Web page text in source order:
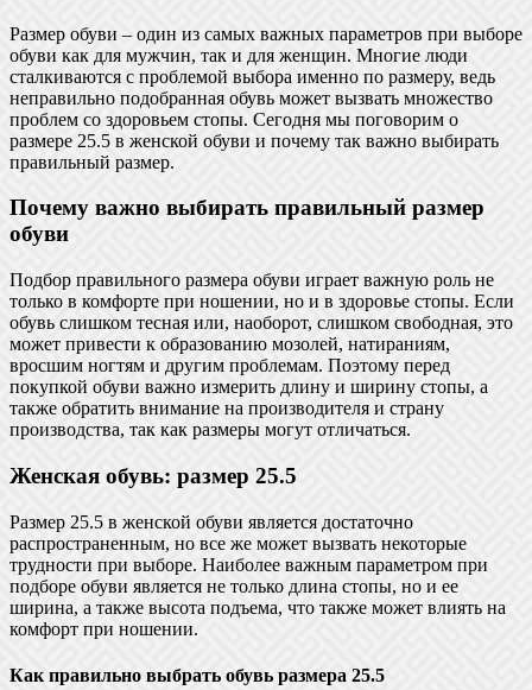
Размер обуви – один из самых важных параметров при выборе
обуви как для мужчин, так и для женщин. Многие люди
сталкиваются с проблемой выбора именно по размеру, ведь
неправильно подобранная обувь может вызвать множество
проблем со здоровьем стопы. Сегодня мы поговорим о
размере 25.5 в женской обуви и почему так важно выбирать
правильный размер.
Почему важно выбирать правильный размер
обуви
Подбор правильного размера обуви играет важную роль не
только в комфорте при ношении, но и в здоровье стопы. Если
обувь слишком тесная или, наоборот, слишком свободная, это
может привести к образованию мозолей, натираниям,
вросшим ногтям и другим проблемам. Поэтому перед
покупкой обуви важно измерить длину и ширину стопы, а
также обратить внимание на производителя и страну
производства, так как размеры могут отличаться.
Женская обувь: размер 25.5
Размер 25.5 в женской обуви является достаточно
распространенным, но все же может вызвать некоторые
трудности при выборе. Наиболее важным параметром при
подборе обуви является не только длина стопы, но и ее
ширина, а также высота подъема, что также может влиять на
комфорт при ношении.
Как правильно выбрать обувь размера 25.5